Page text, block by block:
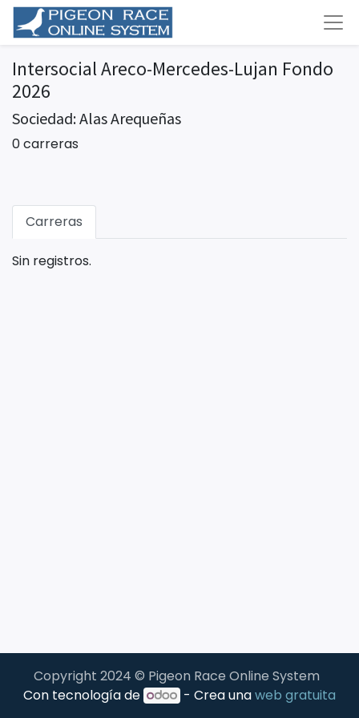
Intersocial Areco-Mercedes-Lujan Fondo
2026
Sociedad: Alas Arequeñas
0 carreras
Carreras
Sin registros.
Copyright 2024 © Pigeon Race Online System
Con tecnología de
- Crea unaweb gratuita